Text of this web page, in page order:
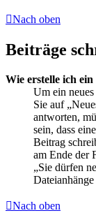
Nach oben
Beiträge
Wie erstelle ich
Um ein
Sie auf
antworten,
sein, dass
Beitrag
am Ende der
„Sie dürfen
Nach oben